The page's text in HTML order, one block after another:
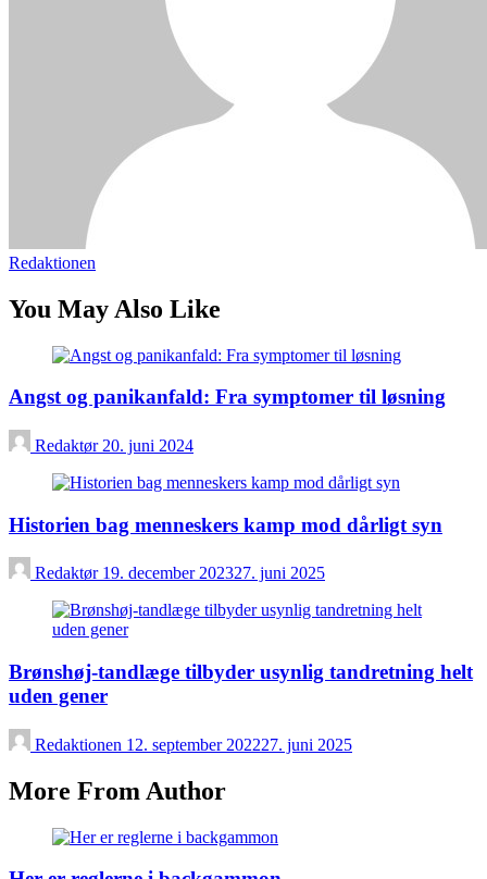
Redaktionen
You May Also Like
Angst og panikanfald: Fra symptomer til løsning
Redaktør 20. juni 2024
Historien bag menneskers kamp mod dårligt syn
Redaktør 19. december 202327. juni 2025
Brønshøj-tandlæge tilbyder usynlig tandretning helt
uden gener
Redaktionen 12. september 202227. juni 2025
More From Author